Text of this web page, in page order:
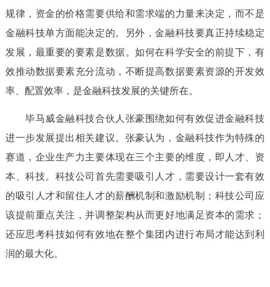
规律，资金的价格需要供给和需求端的力量来决定，而不是
金融科技单方面能决定的。另外，金融科技要真正持续稳定
发展，最重要的要素是数据。如何在科学安全的前提下，有
效推动数据要素充分流动，不断提高数据要素资源的开发效
率、配置效率，是金融科技发展的关键所在。
毕马威金融科技合伙人张豪围绕如何有效促进金融科技
进一步发展提出相关建议。张豪认为，金融科技作为特殊的
赛道，企业生产力主要体现在三个主要的维度，即人才、资
本、科技。科技公司首先需要吸引人才，需要设计一套有效
的吸引人才和留住人才的薪酬机制和激励机制；科技公司应
该提前重点关注，并调整架构从而更好地满足资本的需求；
还应思考科技如何有效地在整个集团内进行布局才能达到利
润的最大化。